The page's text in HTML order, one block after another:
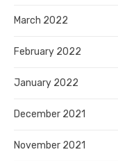
March 2022
February 2022
January 2022
December 2021
November 2021